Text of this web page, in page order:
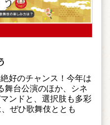
好のチャンス！今年は
舞台公演のほか、シネ
ンドと、選択肢も多彩
ぜひ歌舞伎ととも